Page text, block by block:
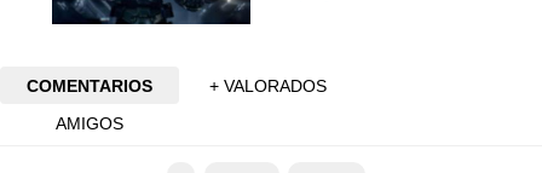
COMENTARIOS
+ VALORADOS
AMIGOS